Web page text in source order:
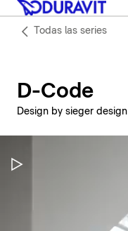
Todas las series
D-Code
Design by sieger design
Pausar vídeo